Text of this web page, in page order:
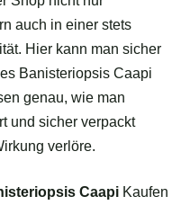
auch in einer stets
Hier kann man sicher
Banisteriopsis Caapi
genau, wie man
und sicher verpackt
verlöre.
Caapi Kaufen